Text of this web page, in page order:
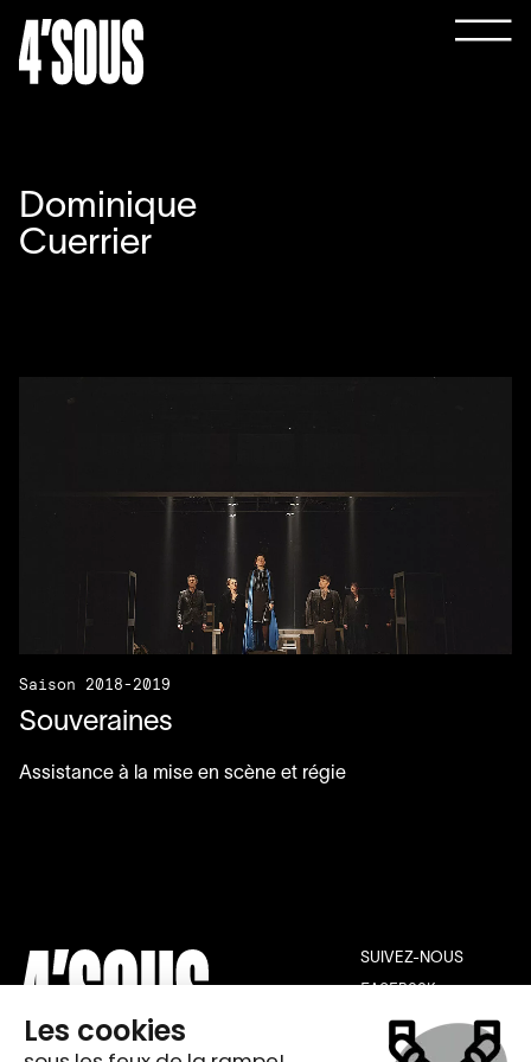
Dominique
Cuerrier
Saison 2018-2019
Souveraines
Assistance à la mise en scène et régie
SUIVEZ-NOUS
FACEBOOK
YOUTUBE